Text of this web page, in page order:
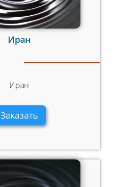
Иран
Иран
Заказать